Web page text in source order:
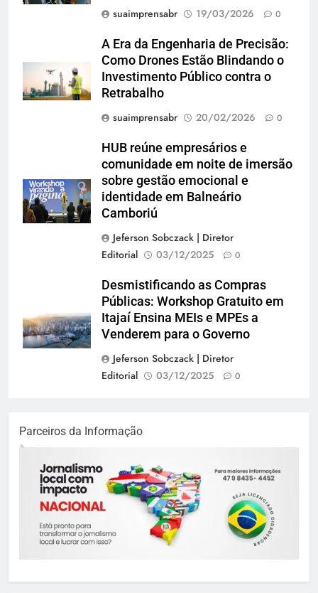
suaimprensabr 19/03/2026 0
A Era da Engenharia de Precisão:
Como Drones Estão Blindando o
Investimento Público contra o
Retrabalho
suaimprensabr
20/02/2026 0
HUB reúne empresários e
comunidade em noite de imersão
sobre gestão emocional e
identidade em Balneário
Camboriú
Jeferson Sobczack | Diretor
Editorial
03/12/2025 0
Desmistificando as Compras
Públicas: Workshop Gratuito em
Itajaí Ensina MEIs e MPEs a
Venderem para o Governo
Jeferson Sobczack | Diretor
Editorial
03/12/2025 0
Parceiros da Informação